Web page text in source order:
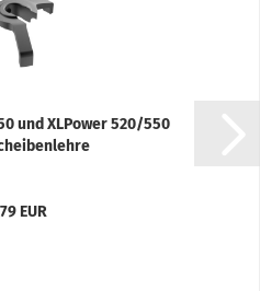
und XLPower 520/550
EUR